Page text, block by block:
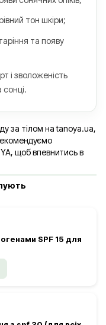
тон шкіри;
та появу
і зволоженість
сонці.
за тілом на tanoya.ua,
щоб впевнитись в
SPF 15 для